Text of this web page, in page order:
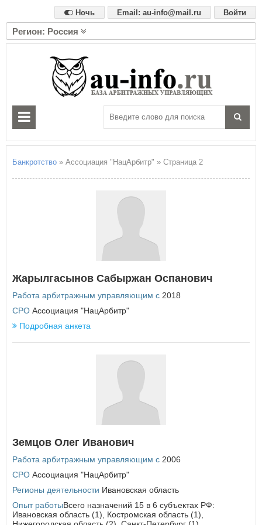
Войти
Email: au-info@mail.ru
Ночь
Регион: Россия
Алтайский край
Амурская область
Архангельская область
Астраханская область
Б
Белгородская область
В
Волгоградская область
З
Забайкальский край
И
Кабардино-Балкарская Республика
Калининградская область
Калужская область
Карачаево-Черкесская Республика
Кемеровская область
Кировская область
Костромская область
Краснодарский край
Красноярский край
Курганская область
Банкротство » Ассоциация "НацАрбитр" » Страница 2
Жарылгасынов Сабыржан Оспанович
Работа арбитражным управляющим с 2018
СРО Ассоциация "НацАрбитр"
Подробная анкета
Земцов Олег Иванович
Работа арбитражным управляющим с 2006
СРО Ассоциация "НацАрбитр"
Регионы деятельности Ивановская область
Опыт работыВсего назначений 15 в 6 субъектах РФ:
Ивановская область (1), Костромская область (1),